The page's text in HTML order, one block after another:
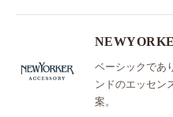
ベーシックであ
ンドのエッセン
案。